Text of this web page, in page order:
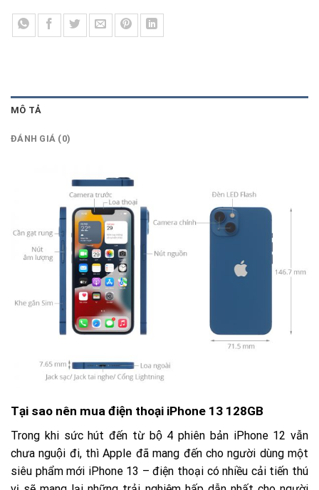
MÔ TẢ
ĐÁNH GIÁ (0)
Tại sao nên mua điện thoại iPhone 13 128GB
Trong khi sức hút đến từ bộ 4 phiên bản iPhone 12 vẫn
chưa nguội đi, thì Apple đã mang đến cho người dùng một
siêu phẩm mới iPhone 13 – điện thoại có nhiều cải tiến thú